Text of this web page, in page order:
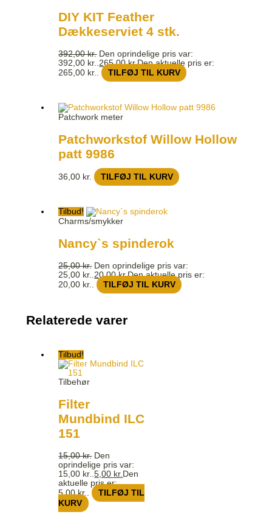
DIY KIT Feather
Dækkeserviet 4 stk.
392,00kr. Den oprindelige pris var:
392,00 kr.. 265,00kr.Den aktuelle pris er:
265,00 kr..
TILFØJ TIL KURV
Patchwork meter
Patchworkstof Willow Hollow
patt 9986
36,00 kr. TILFØJ TIL KURV
Tilbud!
Charms/smykker
Nancy`s spinderok
25,00kr. Den oprindelige pris var:
25,00 kr.. 20,00kr.Den aktuelle pris er:
20,00 kr..
TILFØJ TIL KURV
Relaterede varer
Tilbud!
Tilbehør
Filter
Mundbind ILC
151
15,00kr. Den
oprindelige pris var:
15,00 kr..5,00 kr. Den
aktuelle pris er:
5,00 kr..
TILFØJ TIL
KURV